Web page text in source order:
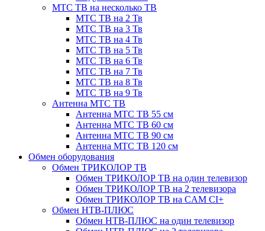
МТС ТВ на несколько ТВ
МТС ТВ на 2 Тв
МТС ТВ на 3 Тв
МТС ТВ на 4 Тв
МТС ТВ на 5 Тв
МТС ТВ на 6 Тв
МТС ТВ на 7 Тв
МТС ТВ на 8 Тв
МТС ТВ на 9 Тв
Антенна МТС ТВ
Антенна МТС ТВ 55 см
Антенна МТС ТВ 60 см
Антенна МТС ТВ 90 см
Антенна МТС ТВ 120 см
Обмен оборудования
Обмен ТРИКОЛОР ТВ
Обмен ТРИКОЛОР ТВ на один телевизор
Обмен ТРИКОЛОР ТВ на 2 телевизора
Обмен ТРИКОЛОР ТВ на CAM CI+
Обмен НТВ-ПЛЮС
Обмен НТВ-ПЛЮС на один телевизор